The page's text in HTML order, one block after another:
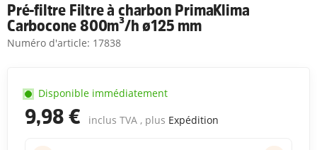
Pré-filtre Filtre à charbon PrimaKlima
Carbocone 800m³/h ø125 mm
Numéro d'article: 17838
9,98 € inclus TVA , plus Expédition
Disponible immédiatement